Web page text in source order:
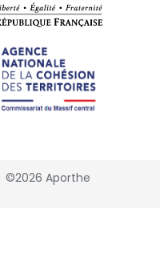
©2026 Aporthe